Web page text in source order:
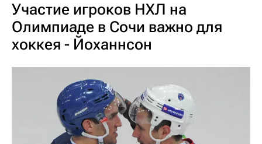
Участие игроков НХЛ на
Олимпиаде в Сочи важно для
хоккея - Йоханнсон